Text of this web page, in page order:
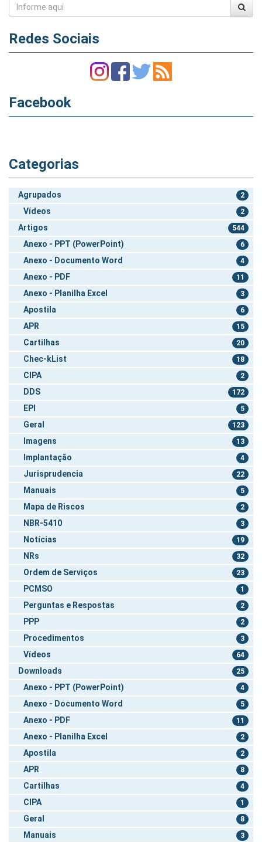
Redes Sociais
Facebook
Categorias
Agrupados 2
Vídeos 2
Artigos 544
Anexo - PPT (PowerPoint) 6
Anexo - Documento Word 4
Anexo - PDF 11
Anexo - Planilha Excel 3
Apostila 6
APR 15
Cartilhas 20
Chec-kList 18
CIPA 2
DDS 172
EPI 5
Geral 123
Imagens 13
Implantação 4
Jurisprudencia 22
Manuais 5
Mapa de Riscos 2
NBR-5410 3
Notícias 19
NRs 32
Ordem de Serviços 23
PCMSO 1
Perguntas e Respostas 2
PPP 2
Procedimentos 3
Vídeos 64
Downloads 25
Anexo - PPT (PowerPoint) 4
Anexo - Documento Word 5
Anexo - PDF 11
Anexo - Planilha Excel 2
Apostila 2
APR 8
Cartilhas 4
CIPA 1
Geral 8
Manuais 3